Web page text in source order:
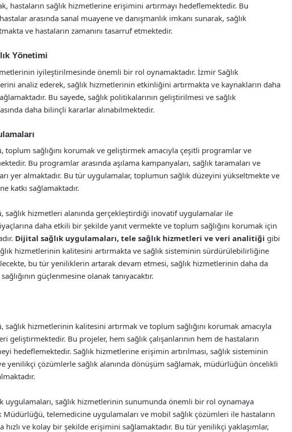
hastaların sağlık hizmetlerine erişimini artırmayı hedeflemektedir. Bu
arasında sanal muayene ve danışmanlık imkanı sunarak, sağlık
ve hastaların zamanını tasarruf etmektedir.
Yönetimi
iyileştirilmesinde önemli bir rol oynamaktadır. İzmir Sağlık
analiz ederek, sağlık hizmetlerinin etkinliğini artırmakta ve kaynakların daha
Bu sayede, sağlık politikalarının geliştirilmesi ve sağlık
daha bilinçli kararlar alınabilmektedir.
toplum sağlığını korumak ve geliştirmek amacıyla çeşitli programlar ve
Bu programlar arasında aşılama kampanyaları, sağlık taramaları ve
yer almaktadır. Bu tür uygulamalar, toplumun sağlık düzeyini yükseltmekte ve
katkı sağlamaktadır.
sağlık hizmetleri alanında gerçekleştirdiği inovatif uygulamalar ile
daha etkili bir şekilde yanıt vermekte ve toplum sağlığını korumak için
Dijital sağlık uygulamaları, tele sağlık hizmetleri ve veri analitiği gibi
hizmetlerinin kalitesini artırmakta ve sağlık sisteminin sürdürülebilirliğine
bu tür yeniliklerin artarak devam etmesi, sağlık hizmetlerinin daha da
güçlenmesine olanak tanıyacaktır.
sağlık hizmetlerinin kalitesini artırmak ve toplum sağlığını korumak amacıyla
geliştirmektedir. Bu projeler, hem sağlık çalışanlarının hem de hastaların
hedeflemektedir. Sağlık hizmetlerine erişimin artırılması, sağlık sisteminin
yenilikçi çözümlerle sağlık alanında dönüşüm sağlamak, müdürlüğün öncelikli
uygulamaları, sağlık hizmetlerinin sunumunda önemli bir rol oynamaya
Müdürlüğü, telemedicine uygulamaları ve mobil sağlık çözümleri ile hastaların
hızlı ve kolay bir şekilde erişimini sağlamaktadır. Bu tür yenilikçi yaklaşımlar,